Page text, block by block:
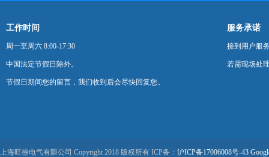
工作时间
周一至周六 8:00-17:30
中国法定节假日除外。
节假日期间您的留言，我们收到后会尽快回复您。
服务承诺
接到用户服
若需现场处
上海旺徐电气有限公司 Copyright 2018 版权所有 ICP备： 沪ICP备17006008号-43